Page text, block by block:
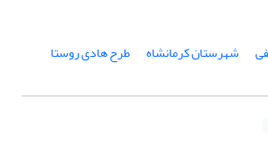
شهرستان کرمانشاه طرح هادی روستا